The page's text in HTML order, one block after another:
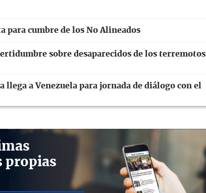
para cumbre de los No Alineados
sobre desaparecidos de los terremotos
a Venezuela para jornada de diálogo con el
propias